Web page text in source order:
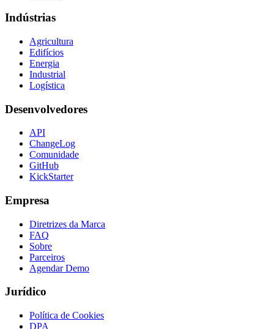
Indústrias
Agricultura
Edifícios
Energia
Industrial
Logística
Desenvolvedores
API
ChangeLog
Comunidade
GitHub
KickStarter
Empresa
Diretrizes da Marca
FAQ
Sobre
Parceiros
Agendar Demo
Jurídico
Política de Cookies
DPA